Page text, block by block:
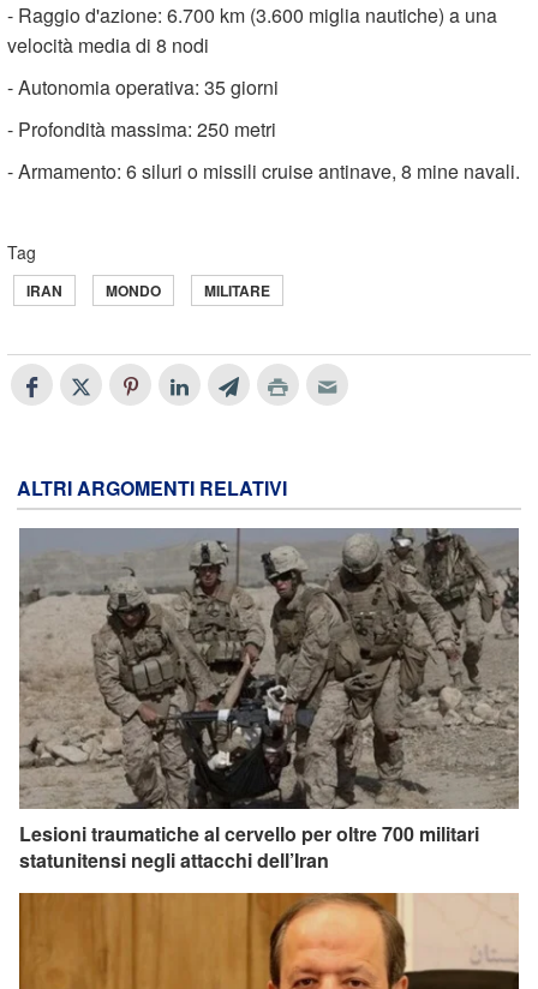
- Raggio d'azione: 6.700 km (3.600 miglia nautiche) a una
velocità media di 8 nodi
- Autonomia operativa: 35 giorni
- Profondità massima: 250 metri
- Armamento: 6 siluri o missili cruise antinave, 8 mine navali.
Tag
IRAN MONDO MILITARE
ALTRI ARGOMENTI RELATIVI
Lesioni traumatiche al cervello per oltre 700 militari
statunitensi negli attacchi dell’Iran